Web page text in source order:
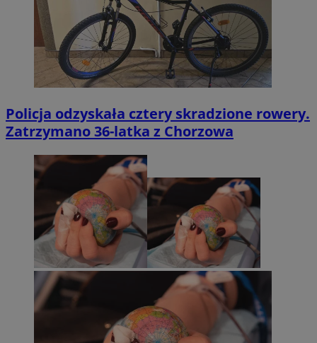
Policja odzyskała cztery skradzione rowery.
Zatrzymano 36-latka z Chorzowa